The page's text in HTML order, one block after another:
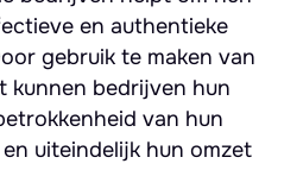
en authentieke
gebruik te maken van
kunnen bedrijven hun
van hun
uiteindelijk hun omzet